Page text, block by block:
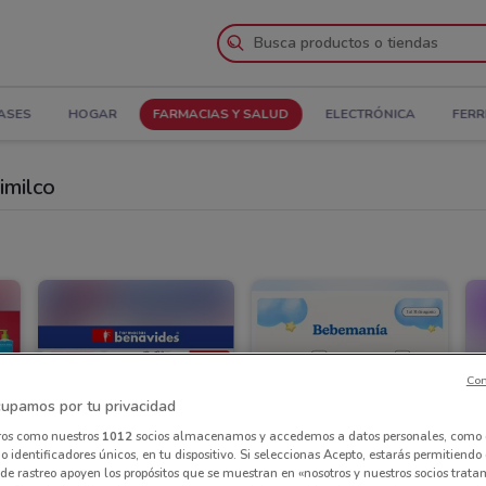
HOGAR FARMACIAS Y SALUD ELECTRÓNICA
por tu privacidad
como nuestros 1012socios almacenamos y accedemos a datos personales, como
identificadores únicos, en tu dispositivo. Si seleccionas Acepto, estarás
rastreo apoyen los propósitos que se muestran en «nosotros y nuestros socios